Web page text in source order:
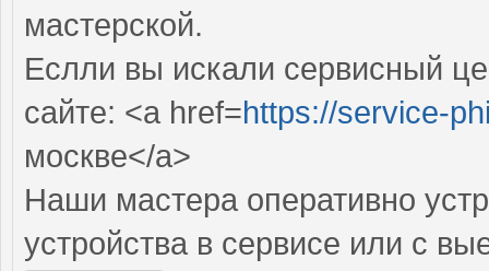
мастерской.
Еслли вы искали сервисный
сайте: <a href=https://service-
москве</a>
Наши мастера оперативно
устройства в сервисе или с